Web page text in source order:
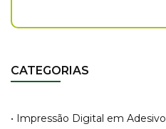
CATEGORIAS
• Impressão Digital em Adesivo